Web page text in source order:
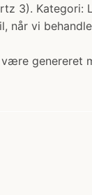
3).
når vi
genereret